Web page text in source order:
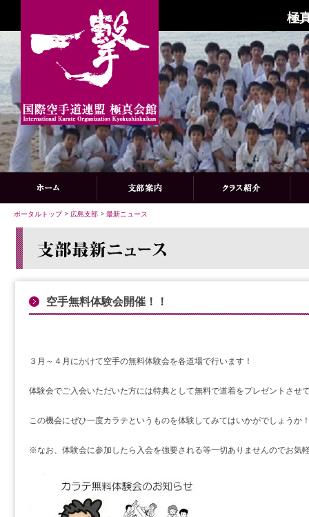
極
ポータルトップ> 広島支部 > 最新ニュース
空手無料体験会開催！！
３月～４月にかけて空手の無料体験会を各道場で行います！
体験会でご入会いただいた方には特典として無料で道着をプレゼントさせ
この機会にぜひ一度カラテというものを体験してみてはいかがでしょうか
※なお、体験会に参加したら入会を強要される等一切ありませんのでお気